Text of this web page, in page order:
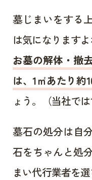
墓じまいをする
は気になりますよ
お墓の解体・撤
は、1㎡あたり約
ょう。（当社では
墓石の処分は自
石をちゃんと処
まい代行業者を選